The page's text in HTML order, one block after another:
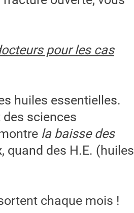
pour les cas
huiles essentielles.
sciences
la baisse des
quand des H.E. (huiles
chaque mois !